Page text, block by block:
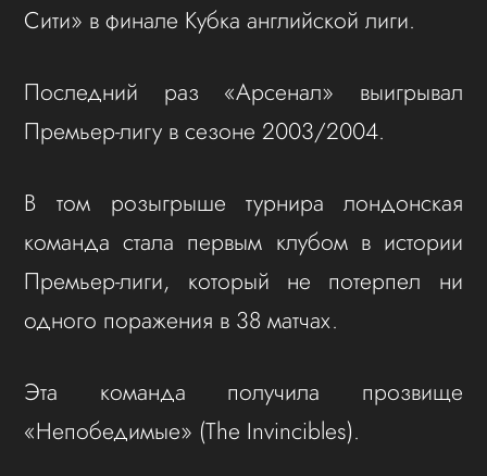
Сити» в финале Кубка английской лиги.
Последний раз «Арсенал» выигрывал
Премьер-лигу в сезоне 2003/2004.
В том розыгрыше турнира лондонская
команда стала первым клубом в истории
Премьер-лиги, который не потерпел ни
одного поражения в 38 матчах.
Эта команда получила прозвище
«Непобедимые» (The Invincibles).